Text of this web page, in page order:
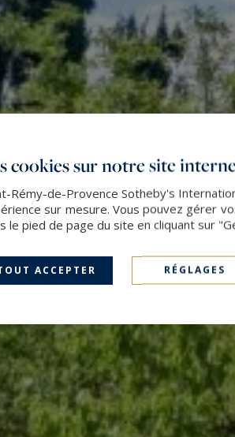
cookies sur notre site
Rémy-de-Provence Sotheby's
sur mesure. Vous pouvez gérer
le pied de page du site en cliquant sur
ACCEPTER RÉGLAGES